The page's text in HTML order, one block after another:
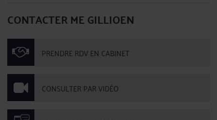
CONTACTER ME GILLIOEN
PRENDRE RDV EN CABINET
CONSULTER PAR VIDÉO